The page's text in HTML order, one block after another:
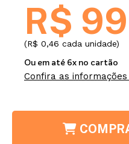
R$
(R$ 0,46 cada unidade)
Ou em até 6x no cartão
Confira as